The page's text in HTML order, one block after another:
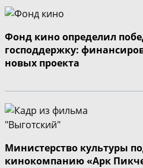
Фонд кино определил
господдержку:
новых проекта
Министерство культуры
кинокомпанию «Арк